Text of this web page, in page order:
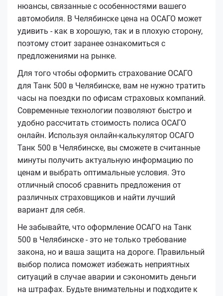
нюансы, связанные с особенностями вашего
автомобиля. В Челябинске цена на ОСАГО может
удивить - как в хорошую, так и в плохую сторону,
поэтому стоит заранее ознакомиться с
предложениями на рынке.
Для того чтобы оформить страхование ОСАГО
для Танк 500 в Челябинске, вам не нужно тратить
часы на поездки по офисам страховых компаний.
Современные технологии позволяют быстро и
удобно рассчитать стоимость полиса ОСАГО
онлайн. Используя онлайн-калькулятор ОСАГО
Танк 500 в Челябинске, вы сможете в считанные
минуты получить актуальную информацию по
ценам и выбрать оптимальные условия. Это
отличный способ сравнить предложения от
различных страховщиков и найти лучший
вариант для себя.
Не забывайте, что оформление ОСАГО на Танк
500 в Челябинске - это не только требование
закона, но и ваша защита на дороге. Правильный
выбор полиса поможет избежать неприятных
ситуаций в случае аварии и сэкономить деньги
на штрафах. Будьте внимательны и подходите к